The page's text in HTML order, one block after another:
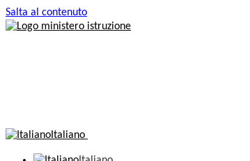
Salta al contenuto
Italiano